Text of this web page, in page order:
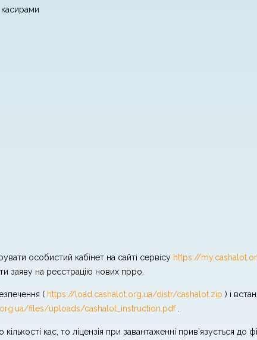
касирами
особистий кабінет на сайті сервісу https://
заяву на реєстрацію нових прро.
( https://load.cashalot.org.ua/distr/cashalot.zip ) і
files/uploads/cashalot_instruction.pdf.
кас, то ліцензія при завантаженні прив’язується до